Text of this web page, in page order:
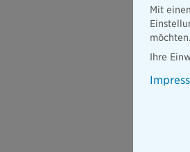
Mit
möchten.
Ihre